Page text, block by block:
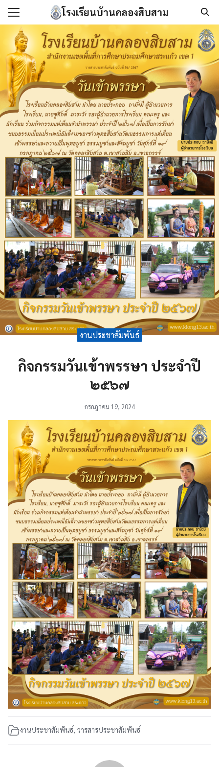
Skip
content
โรงเรียนบ้านคลองสิบสาม
เรา
กันการทุจริต
ลยีสารสนเทศ
กสาร
Search
for:
งานประชาสัมพันธ์
กิจกรรมวันเข้าพรรษา ประจำปี
๒๕๖๗
กรกฎาคม 19, 2024
งานประชาสัมพันธ์, วารสารประชาสัมพันธ์